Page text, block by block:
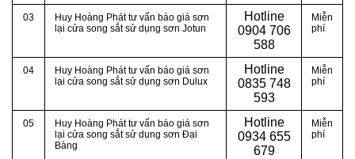
03
Huy Hoàng Phát tư vấn báo giá sơn
lại cửa song sắt sử dụng sơn Jotun
Hotline
0904 706
588
Miễn
phí
04
Huy Hoàng Phát tư vấn báo giá sơn
lại cửa song sắt sử dụng sơn Dulux
Hotline
0835 748
593
Miễn
phí
05
Huy Hoàng Phát tư vấn báo giá sơn
lại cửa song sắt sử dụng sơn Đại
Bàng
Hotline
0934 655
679
Miễn
phí